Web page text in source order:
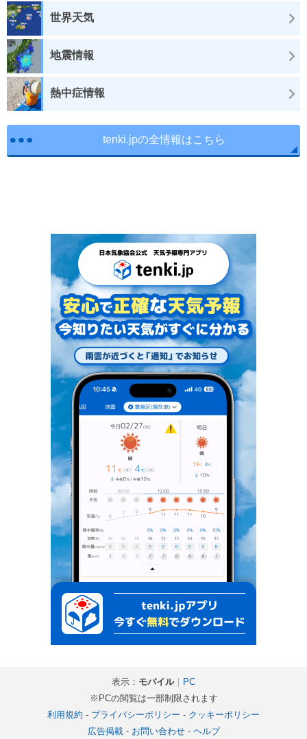
世界天気
地震情報
熱中症情報
tenki.jpの全情報はこちら
表示： モバイル｜ PC
※PCの閲覧は一部制限されます
利用規約 - プライバシーポリシー - クッキーポリシー
広告掲載- お問い合わせ- ヘルプ